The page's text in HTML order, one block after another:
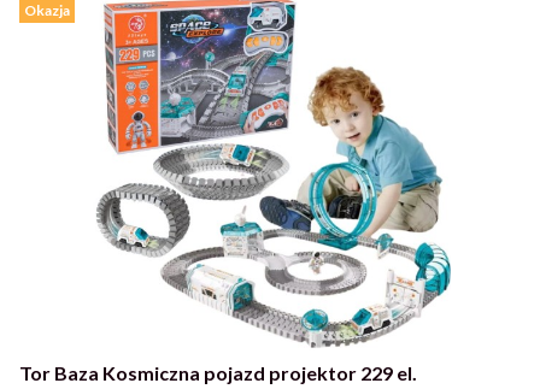
Okazja
Tor Baza Kosmiczna pojazd projektor 229 el.